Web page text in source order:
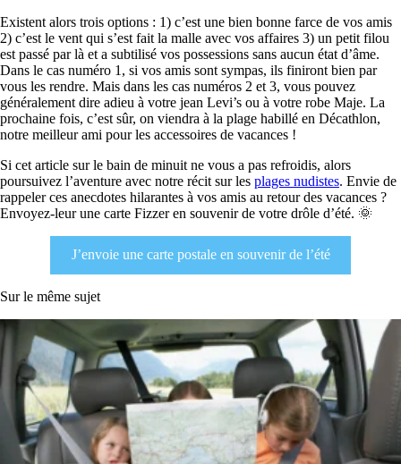
Existent alors trois options : 1) c’est une bien bonne farce de vos amis
2) c’est le vent qui s’est fait la malle avec vos affaires 3) un petit filou
est passé par là et a subtilisé vos possessions sans aucun état d’âme.
Dans le cas numéro 1, si vos amis sont sympas, ils finiront bien par
vous les rendre. Mais dans les cas numéros 2 et 3, vous pouvez
généralement dire adieu à votre jean Levi’s ou à votre robe Maje. La
prochaine fois, c’est sûr, on viendra à la plage habillé en Décathlon,
notre meilleur ami pour les accessoires de vacances !
Si cet article sur le bain de minuit ne vous a pas refroidis, alors
poursuivez l’aventure avec notre récit sur les plages nudistes. Envie de
rappeler ces anecdotes hilarantes à vos amis au retour des vacances ?
Envoyez-leur une carte Fizzer en souvenir de votre drôle d’été. 🌞
J’envoie une carte postale en souvenir de l’été
Sur le même sujet